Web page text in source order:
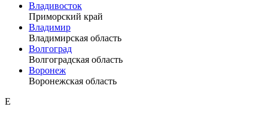
Владивосток
Приморский край
Владимир
Владимирская область
Волгоград
Волгоградская область
Воронеж
Воронежская область
Е